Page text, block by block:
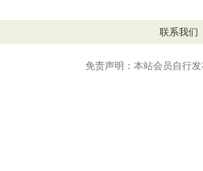
联系我们
免责声明：本站会员自行